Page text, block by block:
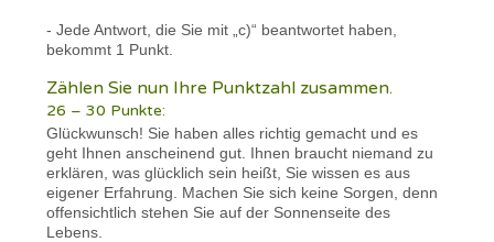
- Jede Antwort, die Sie mit „c)“ beantwortet haben,
bekommt 1 Punkt.
Zählen Sie nun Ihre Punktzahl zusammen.
26 – 30 Punkte:
Glückwunsch! Sie haben alles richtig gemacht und es
geht Ihnen anscheinend gut. Ihnen braucht niemand zu
erklären, was glücklich sein heißt, Sie wissen es aus
eigener Erfahrung. Machen Sie sich keine Sorgen, denn
offensichtlich stehen Sie auf der Sonnenseite des
Lebens.